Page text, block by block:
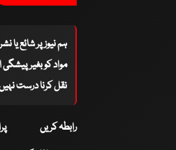
ہم نیوز پر شائع یا
مواد کو بغیر
نقل کرنا درست
رابطہ کریں